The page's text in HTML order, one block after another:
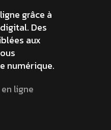
grâce à
Des
aux
numérique.
ligne